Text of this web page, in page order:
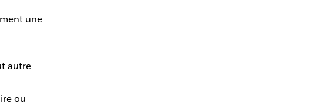
une
autre
ou